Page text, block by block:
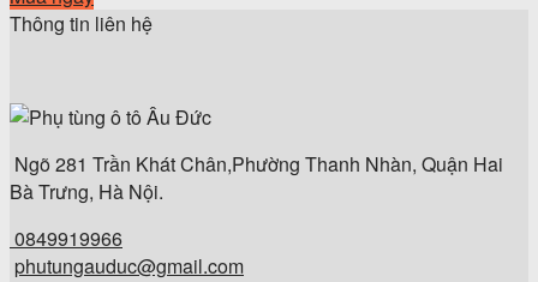
Thông tin liên hệ
Ngõ 281 Trần Khát Chân,Phường Thanh Nhàn, Quận Hai
Bà Trưng, Hà Nội.
0849919966
phutungauduc@gmail.com